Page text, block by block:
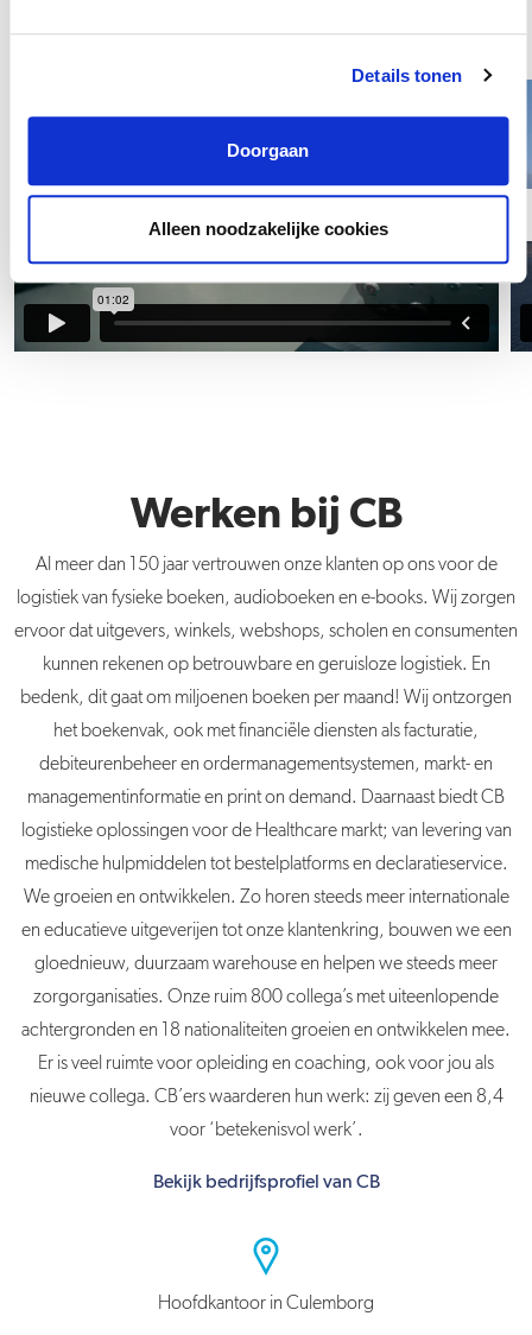
Details tonen
Doorgaan
Alleen noodzakelijke cookies
Werken bij CB
Al meer dan 150 jaar vertrouwen onze klanten op ons voor de
logistiek van fysieke boeken, audioboeken en e-books. Wij zorgen
ervoor dat uitgevers, winkels, webshops, scholen en consumenten
kunnen rekenen op betrouwbare en geruisloze logistiek. En
bedenk, dit gaat om miljoenen boeken per maand! Wij ontzorgen
het boekenvak, ook met financiële diensten als facturatie,
debiteurenbeheer en ordermanagementsystemen, markt- en
managementinformatie en print on demand. Daarnaast biedt CB
logistieke oplossingen voor de Healthcare markt; van levering van
medische hulpmiddelen tot bestelplatforms en declaratieservice.
We groeien en ontwikkelen. Zo horen steeds meer internationale
en educatieve uitgeverijen tot onze klantenkring, bouwen we een
gloednieuw, duurzaam warehouse en helpen we steeds meer
zorgorganisaties. Onze ruim 800 collega’s met uiteenlopende
achtergronden en 18 nationaliteiten groeien en ontwikkelen mee.
Er is veel ruimte voor opleiding en coaching, ook voor jou als
nieuwe collega. CB’ers waarderen hun werk: zij geven een 8,4
voor ‘betekenisvol werk’.
Bekijk bedrijfsprofiel van CB
Hoofdkantoor in Culemborg